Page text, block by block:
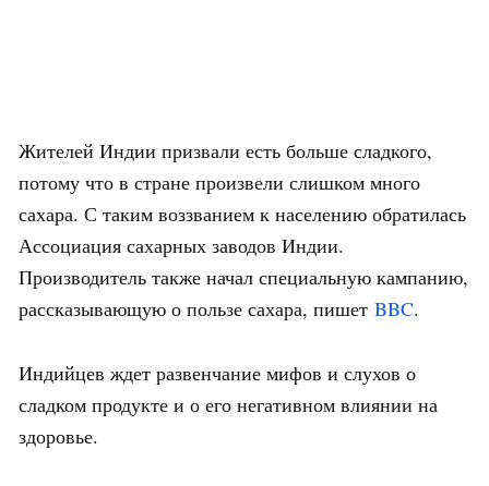
Жителей Индии призвали есть больше сладкого,
потому что в стране произвели слишком много
сахара. С таким воззванием к населению обратилась
Ассоциация сахарных заводов Индии.
Производитель также начал специальную кампанию,
рассказывающую о пользе сахара, пишет BBC.
Индийцев ждет развенчание мифов и слухов о
сладком продукте и о его негативном влиянии на
здоровье.